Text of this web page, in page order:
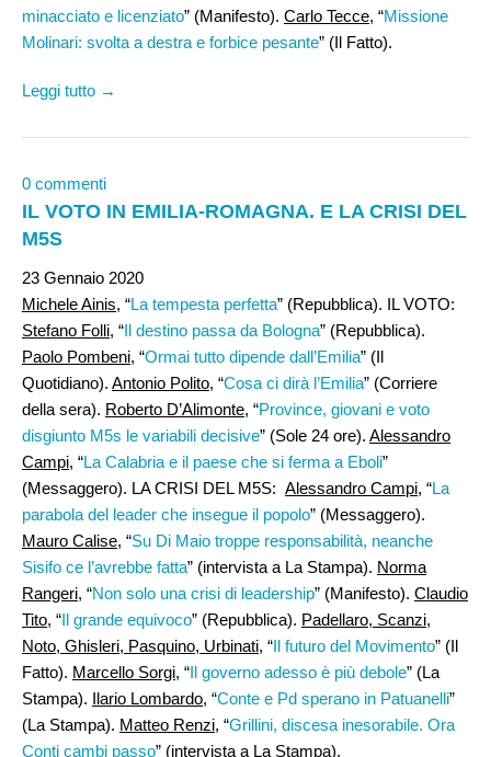
minacciato e licenziato” (Manifesto). Carlo Tecce, “Missione
Molinari: svolta a destra e forbice pesante” (Il Fatto).
Leggi tutto →
0 commenti
IL VOTO IN EMILIA-ROMAGNA. E LA CRISI DEL
M5S
23 Gennaio 2020
Michele Ainis, “La tempesta perfetta” (Repubblica). IL VOTO:
Stefano Folli, “Il destino passa da Bologna” (Repubblica).
Paolo Pombeni, “Ormai tutto dipende dall’Emilia” (Il
Quotidiano). Antonio Polito, “Cosa ci dirà l’Emilia” (Corriere
della sera). Roberto D’Alimonte, “Province, giovani e voto
disgiunto M5s le variabili decisive” (Sole 24 ore). Alessandro
Campi, “La Calabria e il paese che si ferma a Eboli”
(Messaggero). LA CRISI DEL M5S: Alessandro Campi, “La
parabola del leader che insegue il popolo” (Messaggero).
Mauro Calise, “Su Di Maio troppe responsabilità, neanche
Sisifo ce l’avrebbe fatta” (intervista a La Stampa). Norma
Rangeri, “Non solo una crisi di leadership” (Manifesto). Claudio
Tito, “Il grande equivoco” (Repubblica). Padellaro, Scanzi,
Noto, Ghisleri, Pasquino, Urbinati, “Il futuro del Movimento” (Il
Fatto). Marcello Sorgi, “Il governo adesso è più debole” (La
Stampa). Ilario Lombardo, “Conte e Pd sperano in Patuanelli”
(La Stampa). Matteo Renzi, “Grillini, discesa inesorabile. Ora
Conti cambi passo” (intervista a La Stampa).